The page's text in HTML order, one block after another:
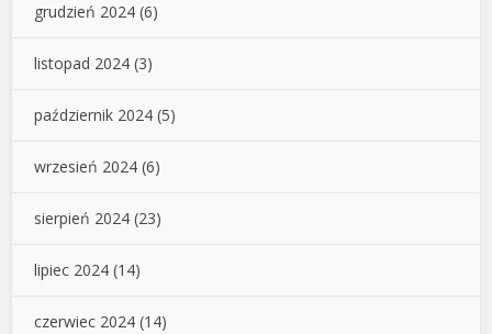
grudzień 2024 (6)
listopad 2024 (3)
październik 2024 (5)
wrzesień 2024 (6)
sierpień 2024 (23)
lipiec 2024 (14)
czerwiec 2024 (14)